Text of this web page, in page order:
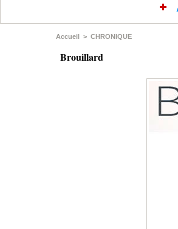
ACCUSES DE
Accueil > CHRONIQUE
Brouillard